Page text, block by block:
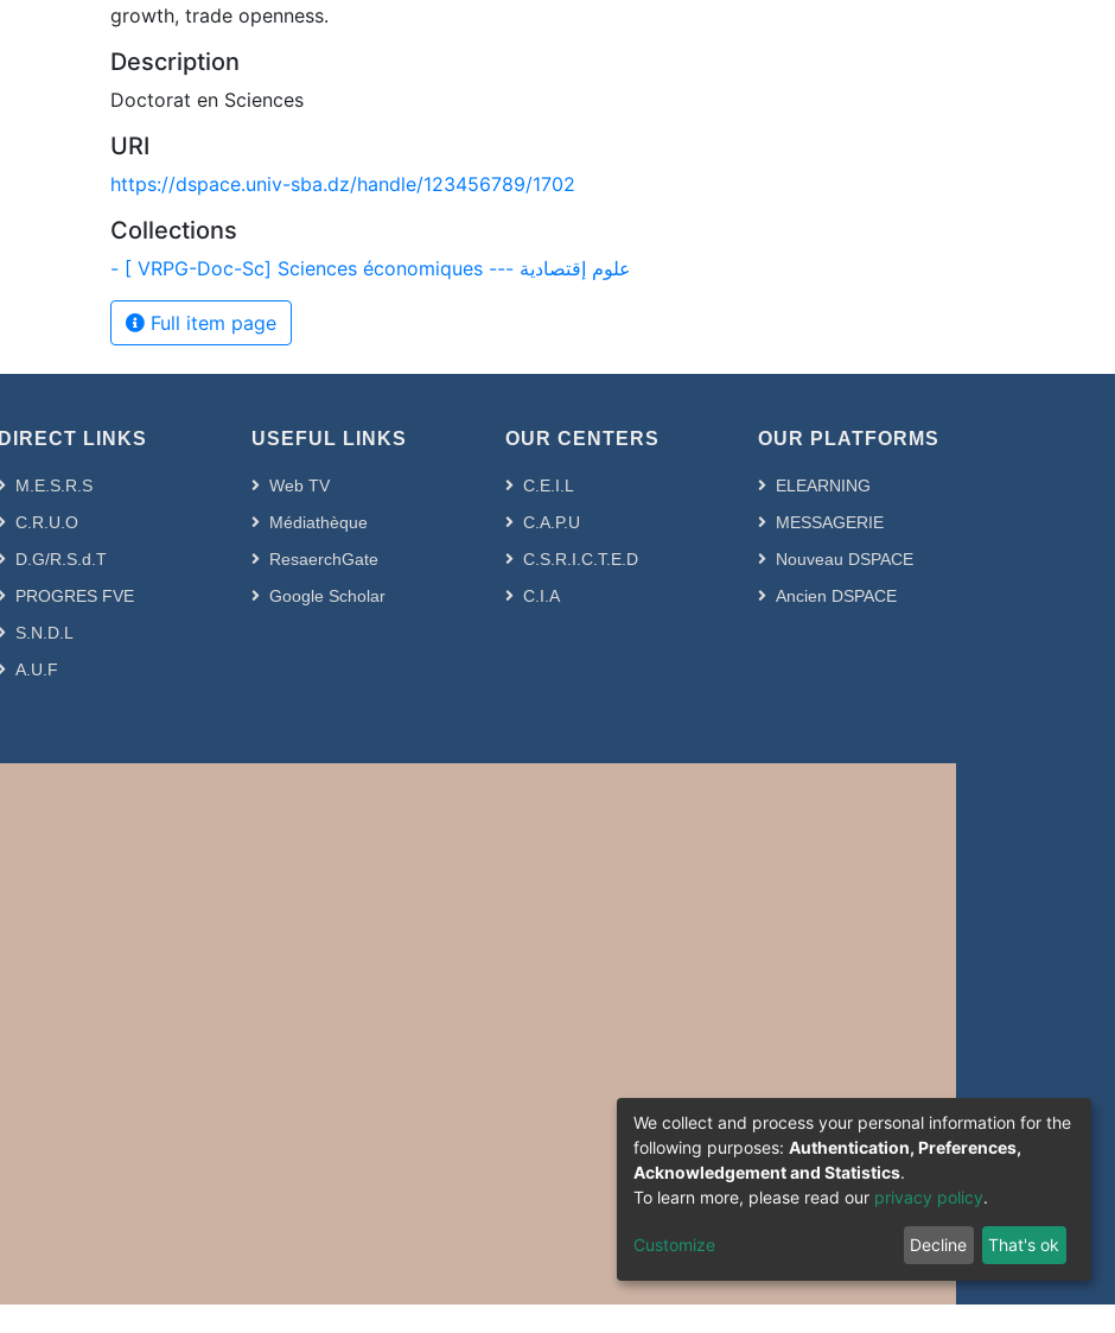
growth, trade openness.
Description
Doctorat en Sciences
URI
https://dspace.univ-sba.dz/handle/123456789/1702
Collections
- [ VRPG-Doc-Sc] Sciences économiques --- علوم إقتصادية
Full item page
DIRECT LINKS
M.E.S.R.S
C.R.U.O
D.G/R.S.d.T
PROGRES FVE
S.N.D.L
A.U.F
USEFUL LINKS
Web TV
Médiathèque
ResaerchGate
Google Scholar
OUR CENTERS
C.E.I.L
C.A.P.U
C.S.R.I.C.T.E.D
C.I.A
OUR PLATFORMS
ELEARNING
MESSAGERIE
Nouveau DSPACE
Ancien DSPACE
We collect and process your personal information for the
following purposes: Authentication, Preferences,
Acknowledgement and Statistics.
To learn more, please read our privacy policy.
Customize Decline That's ok